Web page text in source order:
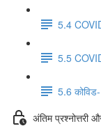
5.4
5.5
5.6
अंतिम प्रश्नोत्तरी